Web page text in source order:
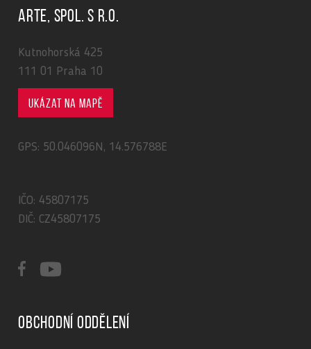
ARTE, spol. s r.o.
Kutnohorská 425
111 01 Praha 10
Ukázat na mapě
GPS: 50.046096N, 14.576788E
IČO: 45807175
DIČ: CZ45807175
Obchodní oddělení